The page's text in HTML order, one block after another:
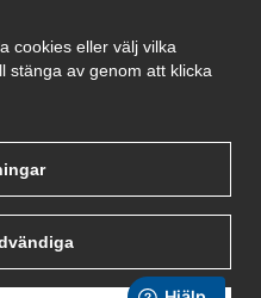
cookies eller välj vilka
stänga av genom att klicka